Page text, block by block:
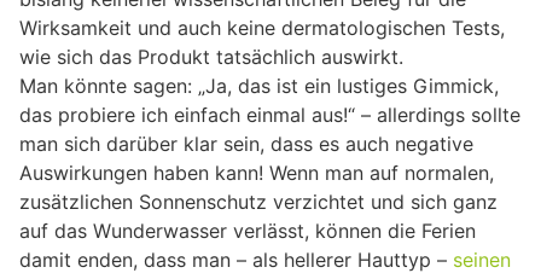
Wirksamkeit und auch keine dermatologischen Tests,
wie sich das Produkt tatsächlich auswirkt.
Man könnte sagen: „Ja, das ist ein lustiges Gimmick,
das probiere ich einfach einmal aus!“ – allerdings sollte
man sich darüber klar sein, dass es auch negative
Auswirkungen haben kann! Wenn man auf normalen,
zusätzlichen Sonnenschutz verzichtet und sich ganz
auf das Wunderwasser verlässt, können die Ferien
damit enden, dass man – als hellerer Hauttyp – seinen